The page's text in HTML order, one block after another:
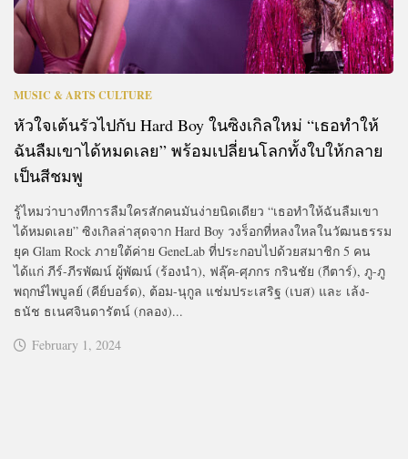
MUSIC & ARTS CULTURE
หัวใจเต้นรัวไปกับ Hard Boy ในซิงเกิลใหม่ “เธอทำให้
ฉันลืมเขาได้หมดเลย” พร้อมเปลี่ยนโลกทั้งใบให้กลาย
เป็นสีชมพู
รู้ไหมว่าบางทีการลืมใครสักคนมันง่ายนิดเดียว “เธอทําให้ฉันลืมเขา
ได้หมดเลย” ซิงเกิลล่าสุดจาก Hard Boy วงร็อกที่หลงใหลในวัฒนธรรม
ยุค Glam Rock ภายใต้ค่าย GeneLab ที่ประกอบไปด้วยสมาชิก 5 คน
ได้แก่ ภีร์-ภีรพัฒน์ ผู้พัฒน์ (ร้องนำ), ฟลุ๊ค-ศุภกร กรินชัย (กีตาร์), ภู-ภู
พฤกษ์ไพบูลย์ (คีย์บอร์ด), ต้อม-นุกูล แช่มประเสริฐ (เบส) และ เล้ง-
ธนัช ธเนศจินดารัตน์ (กลอง)...
February 1, 2024